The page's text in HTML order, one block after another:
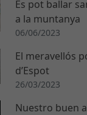
Es pot ballar
a la muntanya
06/06/2023
El meravellós
d’Espot
26/03/2023
Nuestro buen